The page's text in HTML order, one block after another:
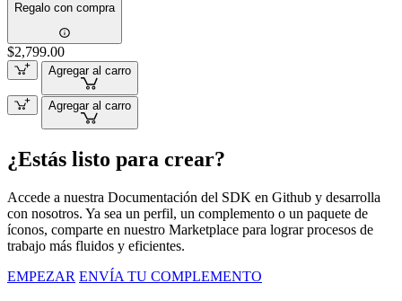
Regalo con compra
$2,799.00
Agregar al carro
Agregar al carro
¿Estás listo para crear?
Accede a nuestra Documentación del SDK en Github y desarrolla
con nosotros. Ya sea un perfil, un complemento o un paquete de
íconos, comparte en nuestro Marketplace para lograr procesos de
trabajo más fluidos y eficientes.
EMPEZAR ENVÍA TU COMPLEMENTO